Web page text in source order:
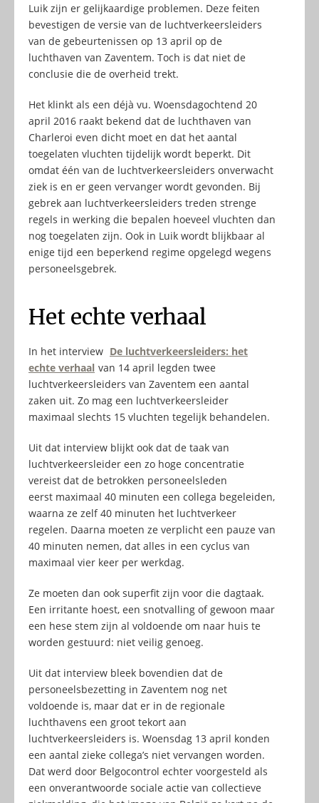
Luik zijn er gelijkaardige problemen. Deze feiten
bevestigen de versie van de luchtverkeersleiders
van de gebeurtenissen op 13 april op de
luchthaven van Zaventem. Toch is dat niet de
conclusie die de overheid trekt.
Het klinkt als een déjà vu. Woensdagochtend 20
april 2016 raakt bekend dat de luchthaven van
Charleroi even dicht moet en dat het aantal
toegelaten vluchten tijdelijk wordt beperkt. Dit
omdat één van de luchtverkeersleiders onverwacht
ziek is en er geen vervanger wordt gevonden. Bij
gebrek aan luchtverkeersleiders treden strenge
regels in werking die bepalen hoeveel vluchten dan
nog toegelaten zijn. Ook in Luik wordt blijkbaar al
enige tijd een beperkend regime opgelegd wegens
personeelsgebrek.
Het echte verhaal
In het interview De luchtverkeersleiders: het
echte verhaal van 14 april legden twee
luchtverkeersleiders van Zaventem een aantal
zaken uit. Zo mag een luchtverkeersleider
maximaal slechts 15 vluchten tegelijk behandelen.
Uit dat interview blijkt ook dat de taak van
luchtverkeersleider een zo hoge concentratie
vereist dat de betrokken personeelsleden
eerst maximaal 40 minuten een collega begeleiden,
waarna ze zelf 40 minuten het luchtverkeer
regelen. Daarna moeten ze verplicht een pauze van
40 minuten nemen, dat alles in een cyclus van
maximaal vier keer per werkdag.
Ze moeten dan ook superfit zijn voor die dagtaak.
Een irritante hoest, een snotvalling of gewoon maar
een hese stem zijn al voldoende om naar huis te
worden gestuurd: niet veilig genoeg.
Uit dat interview bleek bovendien dat de
personeelsbezetting in Zaventem nog net
voldoende is, maar dat er in de regionale
luchthavens een groot tekort aan
luchtverkeersleiders is. Woensdag 13 april konden
een aantal zieke collega’s niet vervangen worden.
Dat werd door Belgocontrol echter voorgesteld als
een onverantwoorde sociale actie van collectieve